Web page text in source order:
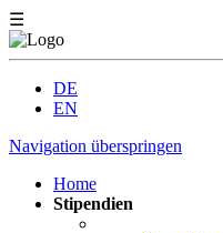
☰
DE
EN
Navigation überspringen
Home
Stipendien